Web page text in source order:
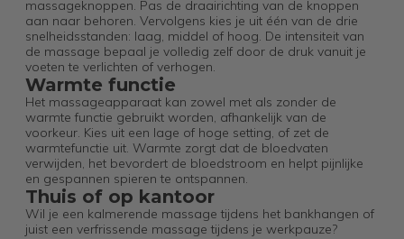
massageknoppen. Pas de draairichting van de knoppen
aan naar behoren. Vervolgens kies je uit één van de drie
snelheidsstanden: laag, middel of hoog. De intensiteit van
de massage bepaal je volledig zelf door de druk vanuit je
voeten te verlichten of verhogen.
Warmte functie
Het massageapparaat kan zowel met als zonder de
warmte functie gebruikt worden, afhankelijk van de
voorkeur. Kies uit een lage of hoge setting, of zet de
warmtefunctie uit. Warmte zorgt dat de bloedvaten
verwijden, het bevordert de bloedstroom en helpt pijnlijke
en gespannen spieren te ontspannen.
Thuis of op kantoor
Wil je een kalmerende massage tijdens het bankhangen of
juist een verfrissende massage tijdens je werkpauze?